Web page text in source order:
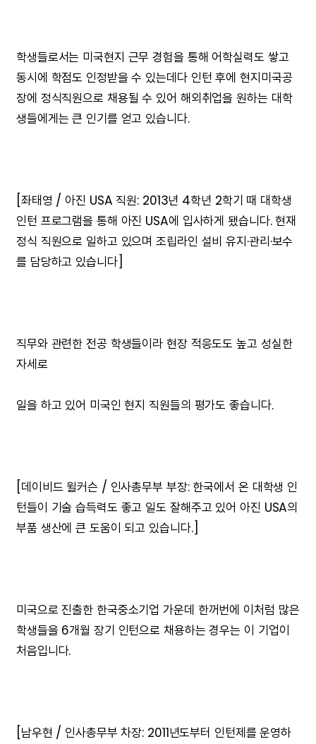
학생들로서는 미국현지 근무 경험을 통해 어학실력도 쌓고
동시에 학점도 인정받을 수 있는데다 인턴 후에 현지미국공
장에 정식직원으로 채용될 수 있어 해외취업을 원하는 대학
생들에게는 큰 인기를 얻고 있습니다.
[좌태영 / 아진 USA 직원: 2013년 4학년 2학기 때 대학생
인턴 프로그램을 통해 아진 USA에 입사하게 됐습니다. 현재
정식 직원으로 일하고 있으며 조립라인 설비 유지·관리·보수
를 담당하고 있습니다]
직무와 관련한 전공 학생들이라 현장 적응도도 높고 성실한
자세로
일을 하고 있어 미국인 현지 직원들의 평가도 좋습니다.
[데이비드 윌커슨 / 인사총무부 부장: 한국에서 온 대학생 인
턴들이 기술 습득력도 좋고 일도 잘해주고 있어 아진 USA의
부품 생산에 큰 도움이 되고 있습니다.]
미국으로 진출한 한국중소기업 가운데 한꺼번에 이처럼 많은
학생들을 6개월 장기 인턴으로 채용하는 경우는 이 기업이
처음입니다.
[남우현 / 인사총무부 차장: 2011년도부터 인턴제를 운영하